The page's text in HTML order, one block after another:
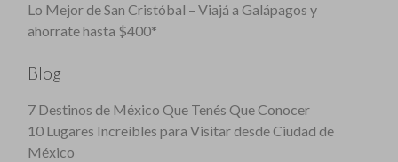
Lo Mejor de San Cristóbal – Viajá a Galápagos y
ahorrate hasta $400*
Blog
7 Destinos de México Que Tenés Que Conocer
10 Lugares Increíbles para Visitar desde Ciudad de
México